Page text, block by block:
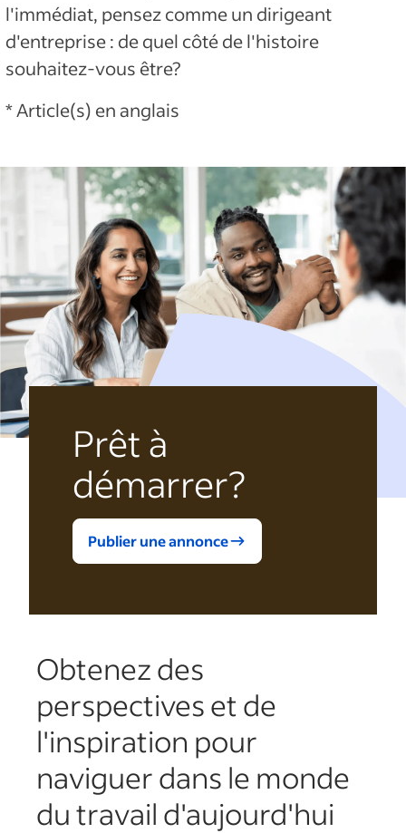
l'immédiat, pensez comme un dirigeant
d'entreprise : de quel côté de l'histoire
souhaitez-vous être?
* Article(s) en anglais
Prêt à
démarrer?
Publier une annonce
Obtenez des
perspectives et de
l'inspiration pour
naviguer dans le monde
du travail d'aujourd'hui